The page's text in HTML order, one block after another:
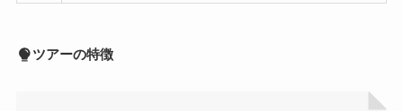
ツアーの特徴